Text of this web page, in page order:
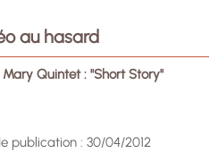
au hasard
Mary Quintet : "Short Story"
publication : 30/04/2012